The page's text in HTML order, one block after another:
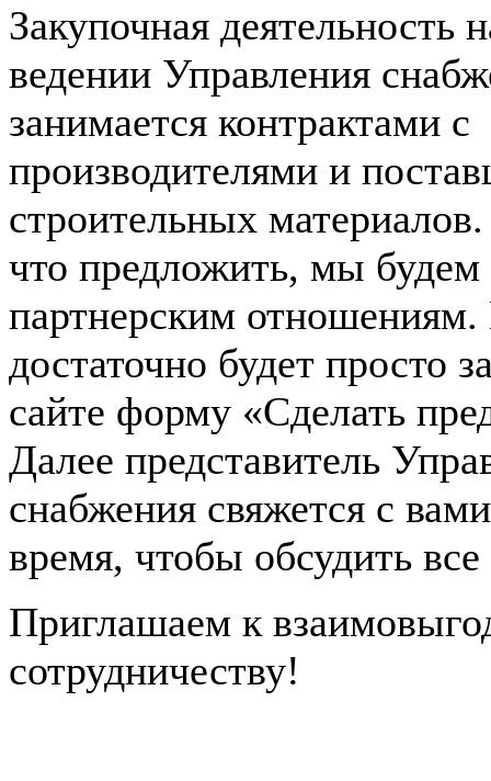
Закупочная деятельность
ведении Управления
занимается контрактами с
производителями и
строительных
что предложить, мы
партнерским
достаточно будет просто
сайте форму «Сделать
Далее представитель
снабжения свяжется с
время, чтобы обсудить
Приглашаем к
сотрудничеству!